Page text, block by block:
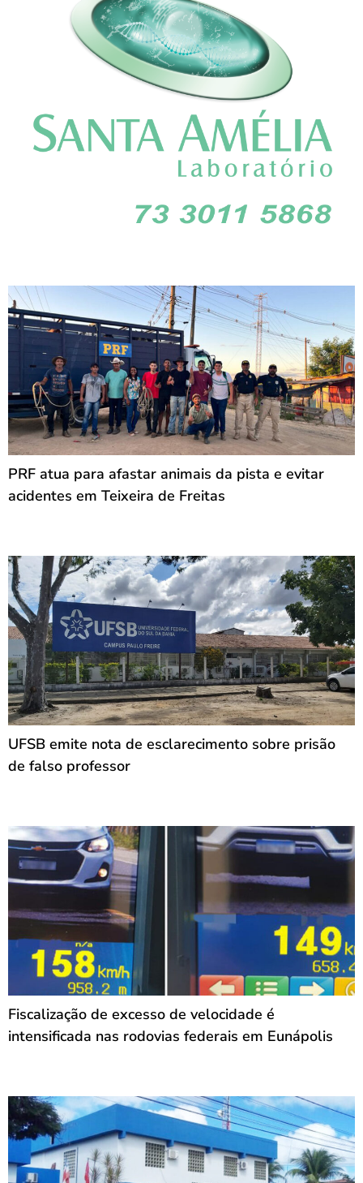
PRF atua para afastar animais da pista e evitar
acidentes em Teixeira de Freitas
UFSB emite nota de esclarecimento sobre prisão
de falso professor
Fiscalização de excesso de velocidade é
intensificada nas rodovias federais em Eunápolis